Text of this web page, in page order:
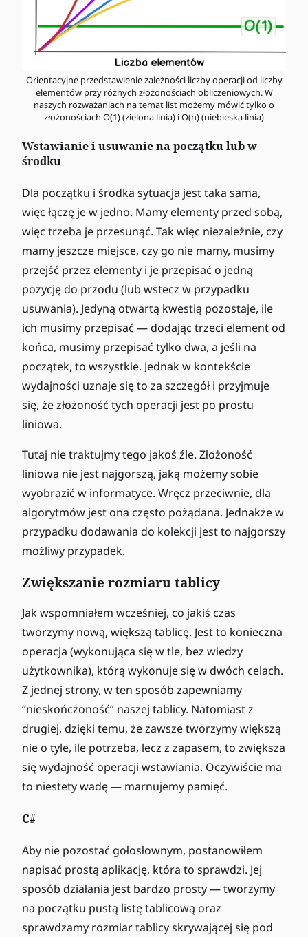
Orientacyjne przedstawienie zależności liczby operacji od liczby
elementów przy różnych złożonościach obliczeniowych. W
naszych rozważaniach na temat list możemy mówić tylko o
złożonościach O(1) (zielona linia) i O(n) (niebieska linia)
Wstawianie i usuwanie na początku lub w
środku
Dla początku i środka sytuacja jest taka sama,
więc łączę je w jedno. Mamy elementy przed sobą,
więc trzeba je przesunąć. Tak więc niezależnie, czy
mamy jeszcze miejsce, czy go nie mamy, musimy
przejść przez elementy i je przepisać o jedną
pozycję do przodu (lub wstecz w przypadku
usuwania). Jedyną otwartą kwestią pozostaje, ile
ich musimy przepisać — dodając trzeci element od
końca, musimy przepisać tylko dwa, a jeśli na
początek, to wszystkie. Jednak w kontekście
wydajności uznaje się to za szczegół i przyjmuje
się, że złożoność tych operacji jest po prostu
liniowa.
Tutaj nie traktujmy tego jakoś źle. Złożoność
liniowa nie jest najgorszą, jaką możemy sobie
wyobrazić w informatyce. Wręcz przeciwnie, dla
algorytmów jest ona często pożądana. Jednakże w
przypadku dodawania do kolekcji jest to najgorszy
możliwy przypadek.
Zwiększanie rozmiaru tablicy
Jak wspomniałem wcześniej, co jakiś czas
tworzymy nową, większą tablicę. Jest to konieczna
operacja (wykonująca się w tle, bez wiedzy
użytkownika), którą wykonuje się w dwóch celach.
Z jednej strony, w ten sposób zapewniamy
“nieskończoność” naszej tablicy. Natomiast z
drugiej, dzięki temu, że zawsze tworzymy większą
nie o tyle, ile potrzeba, lecz z zapasem, to zwiększa
się wydajność operacji wstawiania. Oczywiście ma
to niestety wadę — marnujemy pamięć.
C#
Aby nie pozostać gołosłownym, postanowiłem
napisać prostą aplikację, która to sprawdzi. Jej
sposób działania jest bardzo prosty — tworzymy
na początku pustą listę tablicową oraz
sprawdzamy rozmiar tablicy skrywającej się pod